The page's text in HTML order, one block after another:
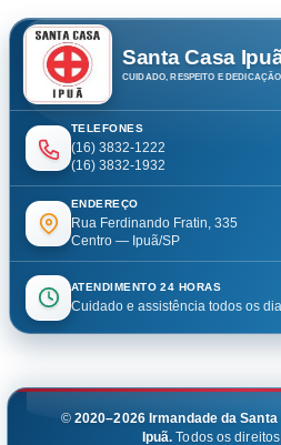
Santa Casa
CUIDADO, RESPEITO E DEDICAÇÃO
TELEFONES
(16) 3832-1222
(16) 3832-1932
ENDEREÇO
Rua Ferdinando Fratin, 335
Centro — Ipuã/SP
ATENDIMENTO 24 HORAS
Cuidado e assistência todos os
© 2020–2026 Irmandade da
Ipuã.Todos os